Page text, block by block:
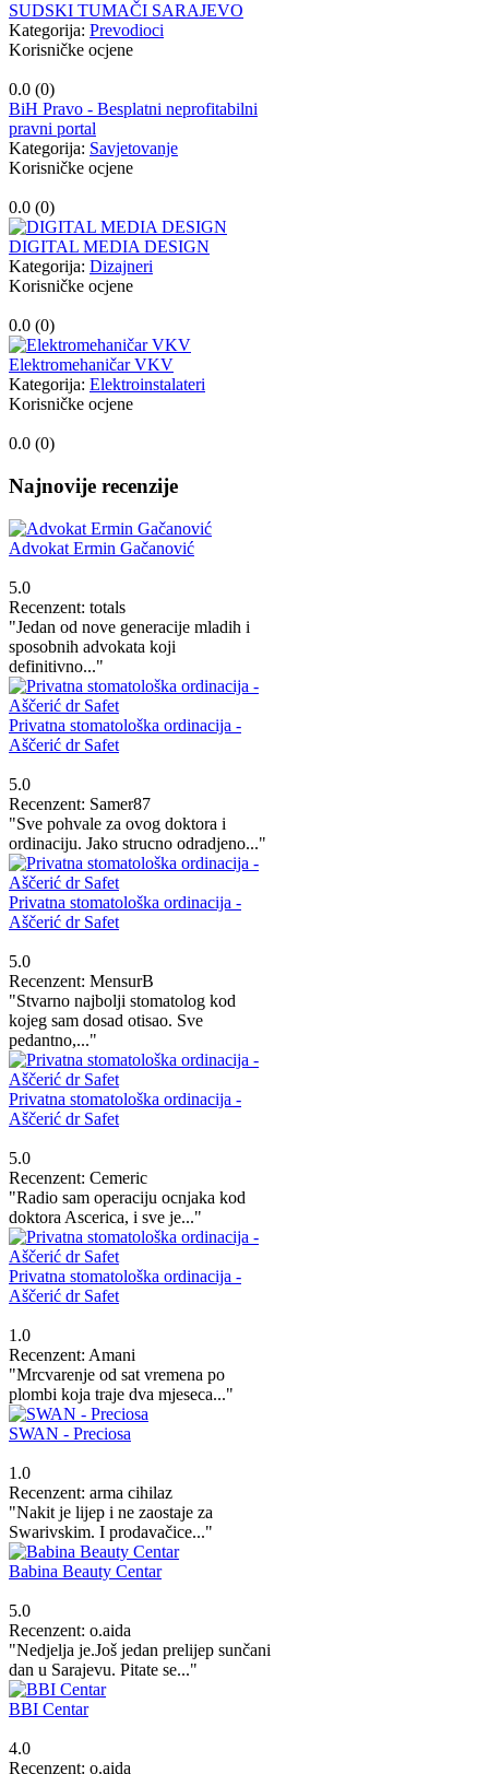
SUDSKI TUMAČI SARAJEVO
Kategorija: Prevodioci
Korisničke ocjene
0.0 (0)
BiH Pravo - Besplatni neprofitabilni
pravni portal
Kategorija: Savjetovanje
Korisničke ocjene
0.0 (0)
DIGITAL MEDIA DESIGN
Kategorija: Dizajneri
Korisničke ocjene
0.0 (0)
Elektromehaničar VKV
Kategorija: Elektroinstalateri
Korisničke ocjene
0.0 (0)
Najnovije recenzije
Advokat Ermin Gačanović
5.0
Recenzent: totals
"Jedan od nove generacije mladih i
sposobnih advokata koji
definitivno..."
Privatna stomatološka ordinacija -
Aščerić dr Safet
5.0
Recenzent: Samer87
"Sve pohvale za ovog doktora i
ordinaciju. Jako strucno odradjeno..."
Privatna stomatološka ordinacija -
Aščerić dr Safet
5.0
Recenzent: MensurB
"Stvarno najbolji stomatolog kod
kojeg sam dosad otisao. Sve
pedantno,..."
Privatna stomatološka ordinacija -
Aščerić dr Safet
5.0
Recenzent: Cemeric
"Radio sam operaciju ocnjaka kod
doktora Ascerica, i sve je..."
Privatna stomatološka ordinacija -
Aščerić dr Safet
1.0
Recenzent: Amani
"Mrcvarenje od sat vremena po
plombi koja traje dva mjeseca..."
SWAN - Preciosa
1.0
Recenzent: arma cihilaz
"Nakit je lijep i ne zaostaje za
Swarivskim. I prodavačice..."
Babina Beauty Centar
5.0
Recenzent: o.aida
"Nedjelja je.Još jedan prelijep sunčani
dan u Sarajevu. Pitate se..."
BBI Centar
4.0
Recenzent: o.aida